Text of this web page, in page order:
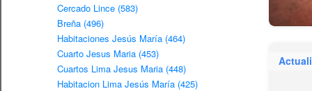
Cercado Lince (583)
Breña (496)
Habitaciones Jesús María (464)
Cuarto Jesus Maria (453)
Cuartos Lima Jesus Maria (448)
Habitacion Lima Jesús María (425)